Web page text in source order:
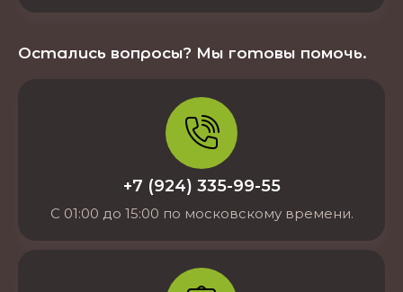
Остались вопросы? Мы готовы помочь.
+7 (924) 335-99-55
С 01:00 до 15:00 по московскому времени.